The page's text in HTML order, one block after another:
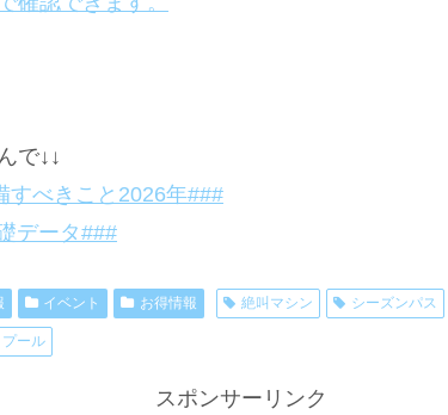
で↓↓
すべきこと2026年###
データ###
イベント お得情報 絶叫マシン シーズンパス
プール
スポンサーリンク